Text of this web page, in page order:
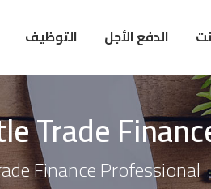
الدفع الأجل التوظيف
Trade
Finance Professional